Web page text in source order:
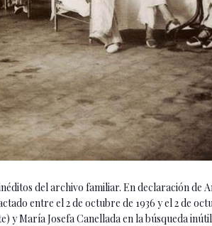
del archivo familiar. En declaración de
entre el 2 de octubre de 1936 y el 2 de
María Josefa Canellada en la búsqueda